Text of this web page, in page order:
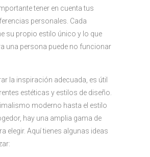
tener en cuenta tus
personales. Cada
su propio estilo único y lo que
una persona puede no funcionar
la inspiración adecuada, es útil
estéticas y estilos de diseño.
moderno hasta el estilo
hay una amplia gama de
elegir. Aquí tienes algunas ideas